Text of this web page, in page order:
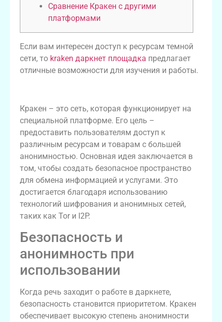
Сравнение Кракен с другими
платформами
Если вам интересен доступ к ресурсам темной
сети, то kraken даркнет площадка предлагает
отличные возможности для изучения и работы.
Кракен – это сеть, которая функционирует на
специальной платформе. Его цель –
предоставить пользователям доступ к
различным ресурсам и товарам с большей
анонимностью. Основная идея заключается в
том, чтобы создать безопасное пространство
для обмена информацией и услугами. Это
достигается благодаря использованию
технологий шифрования и анонимных сетей,
таких как Tor и I2P.
Безопасность и
анонимность при
использовании
Когда речь заходит о работе в даркнете,
безопасность становится приоритетом. Кракен
обеспечивает высокую степень анонимности